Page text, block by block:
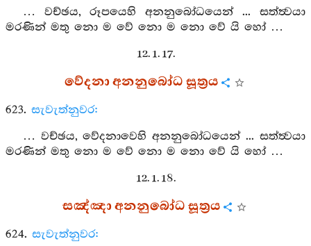
… වච්ඡය, රූපයෙහි අනනුබෝධයෙන් ... සත්ත්‍වයා
මරණින් මතු නො ම වේ නො ම නො වේ යි හෝ …
12. 1. 17.
වේදනා අනනුබෝධ සූත්‍රය
623. සැවැත්නුවර:
… වච්ඡය, වේදනාවෙහි අනනුබෝධයෙන් ... සත්ත්‍වයා
මරණින් මතු නො ම වේ නො ම නො වේ යි හෝ …
12. 1. 18.
සඤ්ඤා අනනුබෝධ සූත්‍රය
624. සැවැත්නුවර: